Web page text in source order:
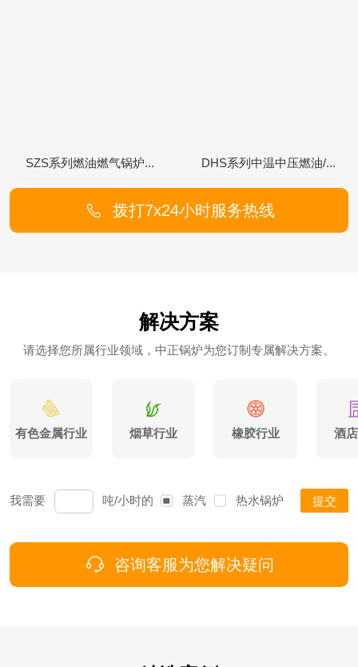
SZS系列燃油燃气锅炉... DHS系列中温中压燃油/...
拨打7x24小时服务热线
解决方案
请选择您所属行业领域，中正锅炉为您订制专属解决方案。
有色金属行业 烟草行业 橡胶行业 酒
我需要 吨/小时的 蒸汽 热水锅炉 提交
咨询客服为您解决疑问